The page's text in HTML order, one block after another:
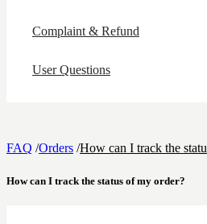
Complaint & Refund
User Questions
FAQ /Orders /How can I track the
How can I track the status of my order?